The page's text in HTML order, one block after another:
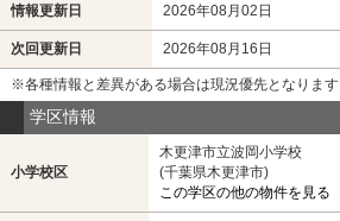
情報更新日 2026年08月02日
次回更新日 2026年08月16日
※各種情報と差異がある場合は現況優先となります
学区情報
小学校区
木更津市立波岡小学校
(千葉県木更津市)
この学区の他の物件を見る